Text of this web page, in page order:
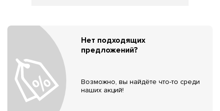
Нет подходящих
предложений?
Возможно, вы найдёте что-то среди
наших акций!